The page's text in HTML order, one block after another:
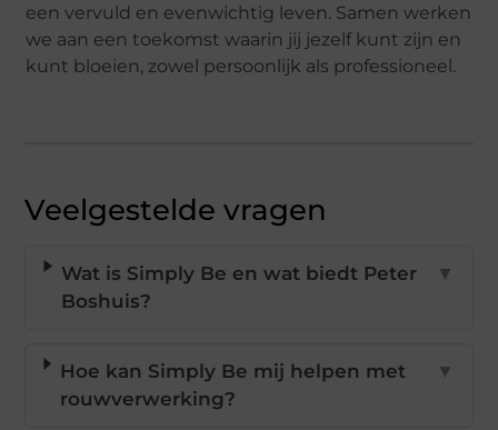
een vervuld en evenwichtig leven. Samen werken
we aan een toekomst waarin jij jezelf kunt zijn en
kunt bloeien, zowel persoonlijk als professioneel.
Veelgestelde vragen
Wat is Simply Be en wat biedt Peter
Boshuis?
▼
Hoe kan Simply Be mij helpen met
rouwverwerking?
▼